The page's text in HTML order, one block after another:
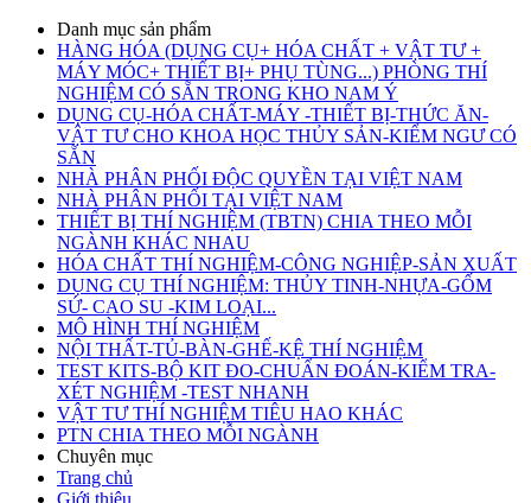
Danh mục sản phẩm
HÀNG HÓA (DỤNG CỤ+ HÓA CHẤT + VẬT TƯ +
MÁY MÓC+ THIẾT BỊ+ PHỤ TÙNG...) PHÒNG THÍ
NGHIỆM CÓ SẴN TRONG KHO NAM Ý
DỤNG CỤ-HÓA CHẤT-MÁY -THIẾT BỊ-THỨC ĂN-
VẬT TƯ CHO KHOA HỌC THỦY SẢN-KIỂM NGƯ CÓ
SẴN
NHÀ PHÂN PHỐI ĐỘC QUYỀN TẠI VIỆT NAM
NHÀ PHÂN PHỐI TẠI VIỆT NAM
THIẾT BỊ THÍ NGHIỆM (TBTN) CHIA THEO MỖI
NGÀNH KHÁC NHAU
HÓA CHẤT THÍ NGHIỆM-CÔNG NGHIỆP-SẢN XUẤT
DỤNG CỤ THÍ NGHIỆM: THỦY TINH-NHỰA-GỐM
SỨ- CAO SU -KIM LOẠI...
MÔ HÌNH THÍ NGHIỆM
NỘI THẤT-TỦ-BÀN-GHẾ-KỆ THÍ NGHIỆM
TEST KITS-BỘ KIT ĐO-CHUẨN ĐOÁN-KIỂM TRA-
XÉT NGHIỆM -TEST NHANH
VẬT TƯ THÍ NGHIỆM TIÊU HAO KHÁC
PTN CHIA THEO MỖI NGÀNH
Chuyên mục
Trang chủ
Giới thiệu